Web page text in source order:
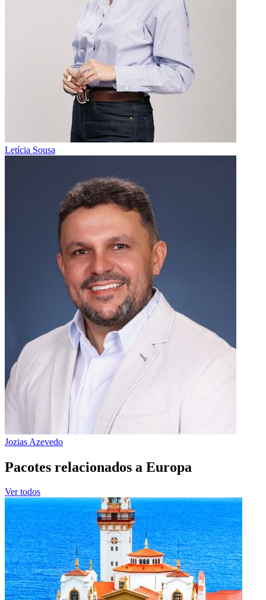
Letícia Sousa
Jozias Azevedo
Pacotes relacionados a Europa
Ver todos